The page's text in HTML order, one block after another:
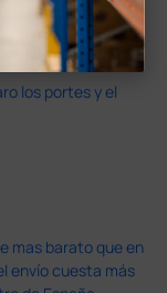
los portes y el
mas barato que en
envío cuesta más